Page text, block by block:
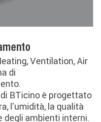
Ventilation, Air
di
BTicino è progettato
l'umidità, la qualità
degli ambienti interni.